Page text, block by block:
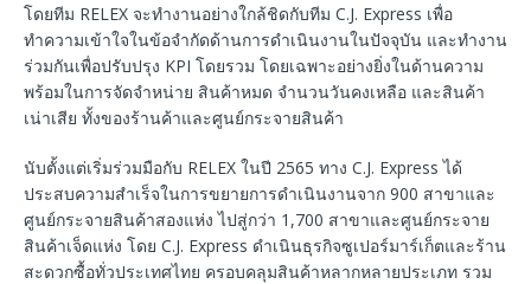
โดยทีม RELEX จะทำงานอย่างใกล้ชิดกับทีม C.J. Express เพื่อ
ทำความเข้าใจในข้อจำกัดด้านการดำเนินงานในปัจจุบัน และทำงาน
ร่วมกันเพื่อปรับปรุง KPI โดยรวม โดยเฉพาะอย่างยิ่งในด้านความ
พร้อมในการจัดจำหน่าย สินค้าหมด จำนวนวันคงเหลือ และสินค้า
เน่าเสีย ทั้งของร้านค้าและศูนย์กระจายสินค้า
นับตั้งแต่เริ่มร่วมมือกับ RELEX ในปี 2565 ทาง C.J. Express ได้
ประสบความสำเร็จในการขยายการดำเนินงานจาก 900 สาขาและ
ศูนย์กระจายสินค้าสองแห่ง ไปสู่กว่า 1,700 สาขาและศูนย์กระจาย
สินค้าเจ็ดแห่ง โดย C.J. Express ดำเนินธุรกิจซูเปอร์มาร์เก็ตและร้าน
สะดวกซื้อทั่วประเทศไทย ครอบคลุมสินค้าหลากหลายประเภท รวม